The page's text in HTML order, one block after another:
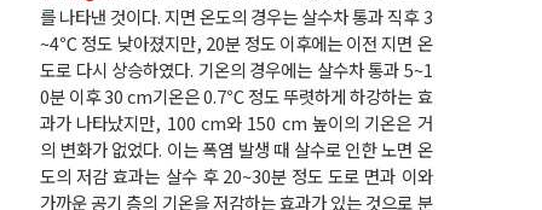
를 나타낸 것이다. 지면 온도의 경우는 살수차 통과 직후 3
~4℃ 정도 낮아졌지만, 20분 정도 이후에는 이전 지면 온
도로 다시 상승하였다. 기온의 경우에는 살수차 통과 5~1
0분 이후 30 cm기온은 0.7℃ 정도 뚜렷하게 하강하는 효
과가 나타났지만, 100 cm와 150 cm 높이의 기온은 거
의 변화가 없었다. 이는 폭염 발생 때 살수로 인한 노면 온
도의 저감 효과는 살수 후 20~30분 정도 도로 면과 이와
가까운 공기 층의 기온을 저감하는 효과가 있는 것으로 분